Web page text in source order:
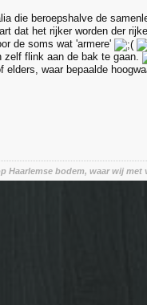
die beroepshalve de
dat het rijker worden der
de soms wat 'armere'
zelf flink aan de bak te gaan.
elders, waar bepaalde
Haarlemse bodem, waar wij